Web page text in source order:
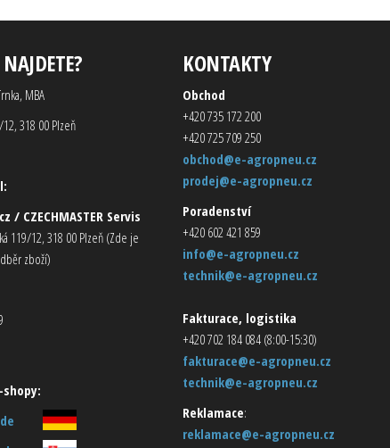
MBA
318 00 Plzeň
/ CZECHMASTER Servis
119/12, 318 00 Plzeň (Zde je
zboží)
KONTAKTY
Obchod
+420 735 172 200
+420 725 709 250
obchod@e-agropneu.cz
prodej@e-agropneu.cz
Poradenství
+420 602 421 859
info@e-agropneu.cz
technik@e-agropneu.cz
Fakturace, logistika
+420 702 184 084 (8:00-15:30)
fakturace@e-agropneu.cz
technik@e-agropneu.cz
Reklamace:
reklamace@e-agropneu.cz